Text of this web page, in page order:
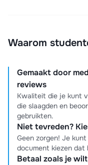
Waarom
Gemaakt door
reviews
Kwaliteit die je kunt
die slaagden en
gebruikten.
Niet tevreden?
Geen zorgen! Je
document kiezen
Betaal zoals je